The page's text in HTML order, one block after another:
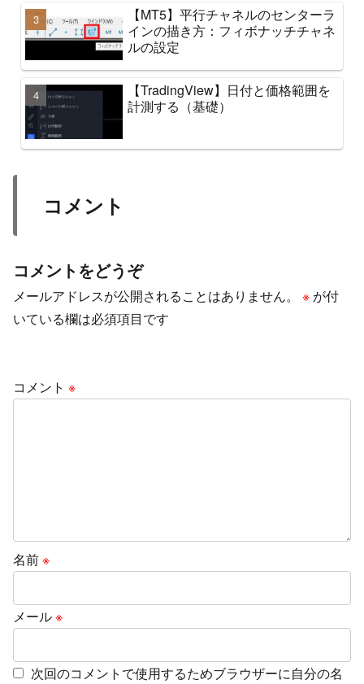
【MT5】平行チャネルのセンターラ
インの描き方：フィボナッチチャネ
ルの設定
【TradingView】日付と価格範囲を
計測する（基礎）
コメント
コメントをどうぞ
メールアドレスが公開されることはありません。 ※ が付
いている欄は必須項目です
コメント ※
名前※
メール※
次回のコメントで使用するためブラウザーに自分の名